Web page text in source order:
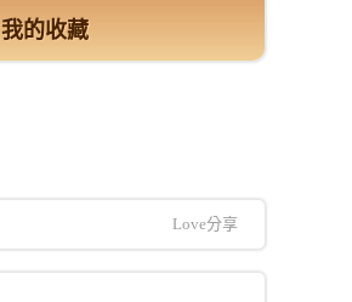
我的收藏
Love分享